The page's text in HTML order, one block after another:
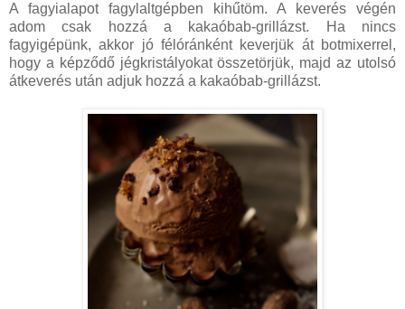
A fagyialapot fagylaltgépben kihűtöm. A keverés végén
adom csak hozzá a kakaóbab-grillázst. Ha nincs
fagyigépünk, akkor jó félóránként keverjük át botmixerrel,
hogy a képződő jégkristályokat összetörjük, majd az utolsó
átkeverés után adjuk hozzá a kakaóbab-grillázst.